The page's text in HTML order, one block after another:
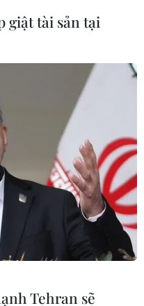
hãng hàng không
châu Á-Thái Bình
Airlines:
giật tài sản tại
Tehran sẽ